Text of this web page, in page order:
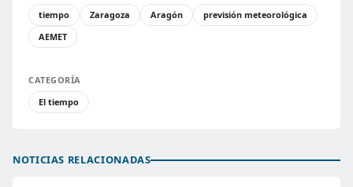
tiempo
Zaragoza Aragón
previsión meteorológica
AEMET
CATEGORÍA
El tiempo
NOTICIAS RELACIONADAS